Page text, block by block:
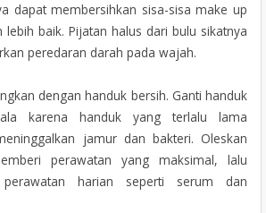
dapat membersihkan sisa-sisa make up
baik. Pijatan halus dari bulu sikatnya
peredaran darah pada wajah.
dengan handuk bersih. Ganti handuk
karena handuk yang terlalu lama
jamur dan bakteri. Oleskan
perawatan yang maksimal, lalu
harian seperti serum dan